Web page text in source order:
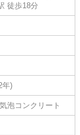
徒歩18分
年)
泡コンクリート